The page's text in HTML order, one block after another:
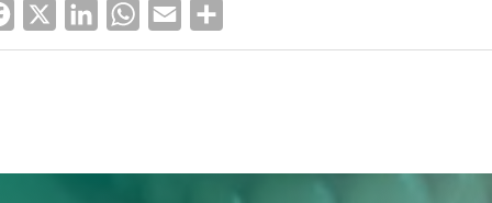
Facebook LinkedInWhatsApp
Email